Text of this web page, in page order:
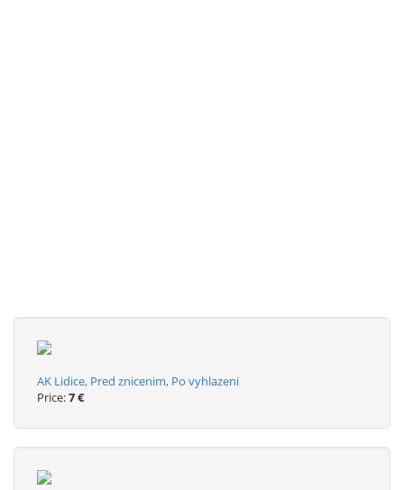
AK Lidice, Pred znicenim, Po vyhlazeni
Price:7 €